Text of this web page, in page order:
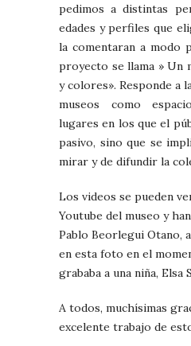
pedimos a distintas
edades y perfiles que
la comentaran a modo
proyecto se llama » Un
y colores». Responde a
museos como
lugares en los que el
pasivo, sino que se
mirar y de difundir la
Los videos se pueden
Youtube del museo y
Pablo Beorlegui Otano,
en esta foto en el
grababa a una niña, Elsa
A todos, muchísimas
excelente trabajo de